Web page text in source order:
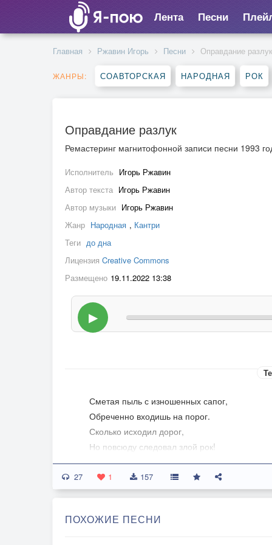
Лента Песни
Главная Ржавин Игорь Песни Оправдание разлук
ЖАНРЫ: СОАВТОРСКАЯ НАРОДНАЯ РОК
Оправдание разлук
Ремастеринг магнитофонной записи песни 1993
Исполнитель Игорь Ржавин
Автор текста Игорь Ржавин
Автор музыки Игорь Ржавин
Жанр Народная , Кантри
Теги до дна
Лицензия Creative Commons
Размещено 19.11.2022 13:38
▶
Сметая пыль с изношенных сапог,
Обреченно входишь на порог.
Сколько исходил дорог,
Но повсюду следовал злой рок!
«Дом родной, милая жена,
Думал я о Вас, за сотни миль!
А пришел пустой — видно, грош цена мне...
27 1 157
ПОХОЖИЕ ПЕСНИ